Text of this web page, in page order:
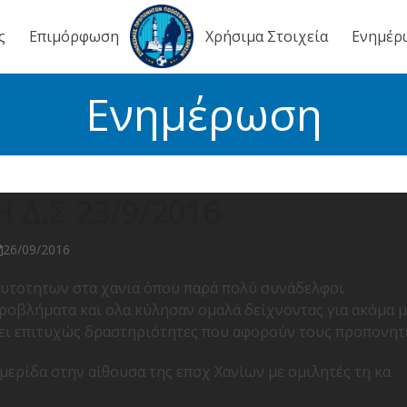
Επιμόρφωση Χρήσιμα Στοιχεία
Ενημέρωση
26/09/2016
στα χανια όπου παρά πολύ συνάδελφοι
και ολα κύλησαν ομαλά δείχνοντας για ακόμα
επιτυχώς δραστηριότητες που αφορούν τους
στην αίθουσα της επσχ Χανίων με ομιλητές τη κα